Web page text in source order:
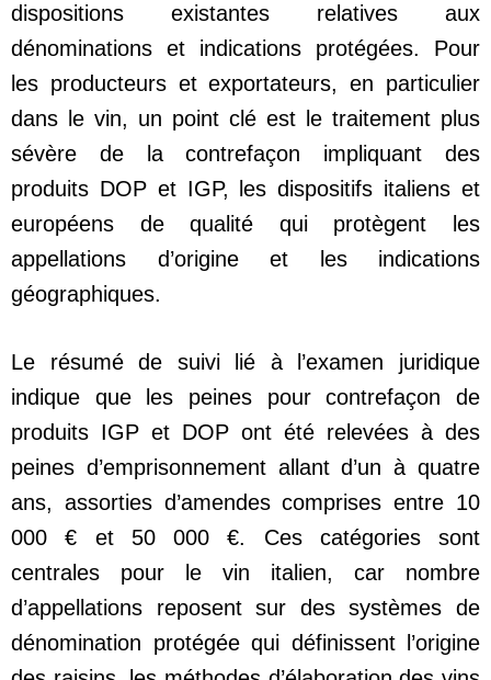
dispositions existantes relatives aux
dénominations et indications protégées. Pour
les producteurs et exportateurs, en particulier
dans le vin, un point clé est le traitement plus
sévère de la contrefaçon impliquant des
produits DOP et IGP, les dispositifs italiens et
européens de qualité qui protègent les
appellations d’origine et les indications
géographiques.
Le résumé de suivi lié à l’examen juridique
indique que les peines pour contrefaçon de
produits IGP et DOP ont été relevées à des
peines d’emprisonnement allant d’un à quatre
ans, assorties d’amendes comprises entre 10
000 € et 50 000 €. Ces catégories sont
centrales pour le vin italien, car nombre
d’appellations reposent sur des systèmes de
dénomination protégée qui définissent l’origine